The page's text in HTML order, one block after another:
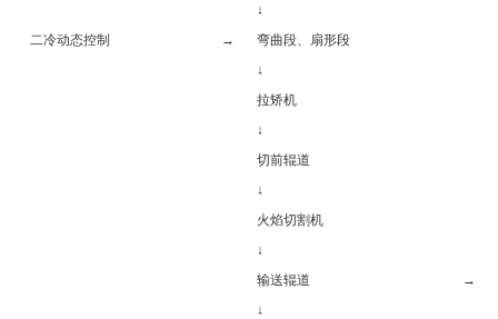
↓
二冷动态控制
→
弯曲段、扇形段
↓
拉矫机
↓
切前辊道
↓
火焰切割机
↓
输送辊道
→
↓